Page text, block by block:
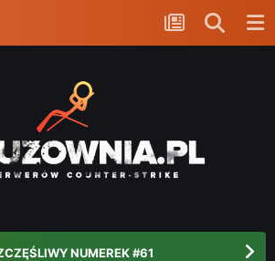
NUMEREK #61